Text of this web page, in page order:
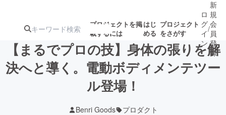
プロジェクトを掲
載するには
はじ
める
プロジェクト
をさがす
注目の新着プロ募集終了が近いプ
ロ
グ
イ
ン
/
新
規
会
員
登
録
【まるでプロの技】身体の張りを解
決へと導く。電動ボディメンテツー
ル登場！
Benri Goods プロダクト